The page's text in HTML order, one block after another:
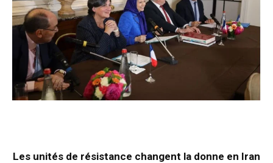
Les unités de résistance changent la donne en Iran